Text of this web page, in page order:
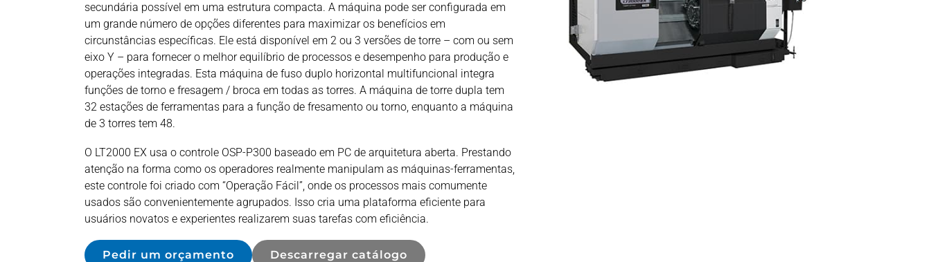
secundária possível em uma estrutura compacta. A máquina pode ser configurada em
um grande número de opções diferentes para maximizar os benefícios em
circunstâncias específicas. Ele está disponível em 2 ou 3 versões de torre – com ou sem
eixo Y – para fornecer o melhor equilíbrio de processos e desempenho para produção e
operações integradas. Esta máquina de fuso duplo horizontal multifuncional integra
funções de torno e fresagem / broca em todas as torres. A máquina de torre dupla tem
32 estações de ferramentas para a função de fresamento ou torno, enquanto a máquina
de 3 torres tem 48.
O LT2000 EX usa o controle OSP-P300 baseado em PC de arquitetura aberta. Prestando
atenção na forma como os operadores realmente manipulam as máquinas-ferramentas,
este controle foi criado com “Operação Fácil”, onde os processos mais comumente
usados ​​são convenientemente agrupados. Isso cria uma plataforma eficiente para
usuários novatos e experientes realizarem suas tarefas com eficiência.
Pedir um orçamento Descarregar catálogo